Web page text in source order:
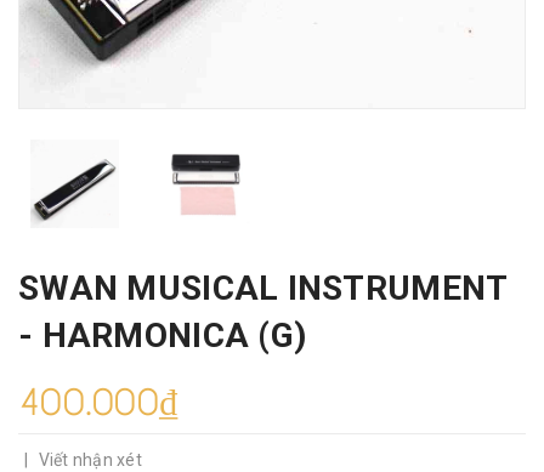
SWAN MUSICAL INSTRUMENT
- HARMONICA (G)
400.000₫
Viết nhận xét